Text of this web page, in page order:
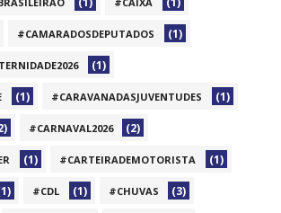
#CAMARADOSDEPUTADOS (1)
(1)
(1) #CARAVANADASJUVENTUDES (1)
#CARNAVAL2026 (2)
(1) #CARTEIRADEMOTORISTA (1)
#CDL (1) #CHUVAS (3)